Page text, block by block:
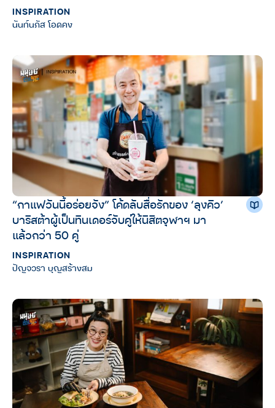
INSPIRATION
นันท์นภัส โอดคง
“กาแฟวันนี้อร่อยจัง” โค้ดลับสื่อรักของ ‘ลุงคิว’
บาริสต้าผู้เป็นทินเดอร์จับคู่ให้นิสิตจุฬาฯ มา
แล้วกว่า 50 คู่
INSPIRATION
ปัญจวรา บุญสร้างสม